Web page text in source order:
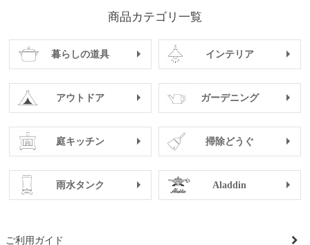
商品カテゴリ一覧
暮らしの道具 インテリア
アウトドア ガーデニング
庭キッチン 掃除どうぐ
雨水タンク Aladdin
ご利用ガイド